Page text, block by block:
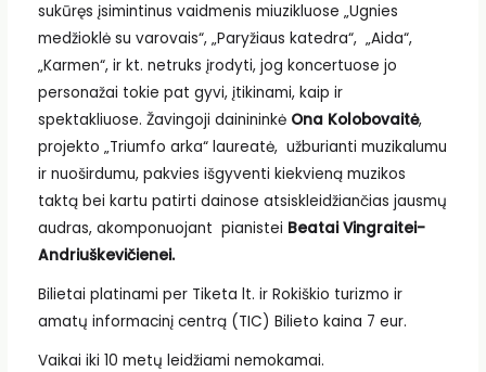
sukūręs įsimintinus vaidmenis miuzikluose „Ugnies
medžioklė su varovais“, „Paryžiaus katedra“, „Aida“,
„Karmen“, ir kt. netruks įrodyti, jog koncertuose jo
personažai tokie pat gyvi, įtikinami, kaip ir
spektakliuose. Žavingoji dainininkė Ona Kolobovaitė,
projekto „Triumfo arka“ laureatė, užburianti muzikalumu
ir nuoširdumu, pakvies išgyventi kiekvieną muzikos
taktą bei kartu patirti dainose atsiskleidžiančias jausmų
audras, akomponuojant pianistei Beatai Vingraitei-
Andriuškevičienei.
Bilietai platinami per Tiketa lt. ir Rokiškio turizmo ir
amatų informacinį centrą (TIC) Bilieto kaina 7 eur.
Vaikai iki 10 metų leidžiami nemokamai.